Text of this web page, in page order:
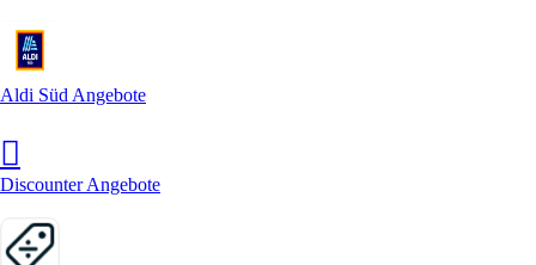
Aldi Süd Angebote
Discounter Angebote